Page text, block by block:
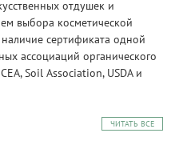
отдушек и
выбора косметической
сертификата одной
ассоциаций органического
Soil Association, USDA и
ЧИТАТЬ ВСЕ